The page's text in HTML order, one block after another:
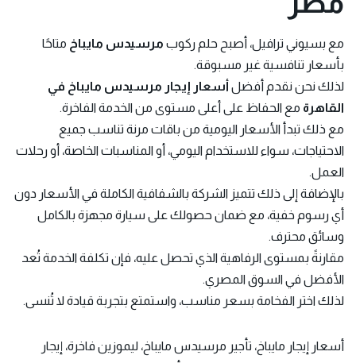
مع بسيوني ترافيل، أصبح حلم ركوب مرسيدس مايباخ متاحًا
بأسعار تنافسية غير مسبوقة.
لذلك نحن نقدم أفضل أسعار إيجار مرسيدس مايباخ في
القاهرة مع الحفاظ على أعلى مستوى من الخدمة الفاخرة.
مع ذلك تبدأ الأسعار اليومية من باقات مرنة تناسب جميع
الاحتياجات، سواء للاستخدام اليومي، أو المناسبات الخاصة، أو رحلات
العمل.
بالإضافة إلى ذلك تتميز الشركة بالشفافية الكاملة في الأسعار دون
أي رسوم خفية، مع ضمان حصولك على سيارة مجهزة بالكامل
وسائق محترف.
مقارنةً بمستوى الرفاهية الذي تحصل عليه، فإن تكلفة الخدمة تُعد
الأفضل في السوق المصري.
لذلك اختر الفخامة بسعر مناسب، واستمتع بتجربة قيادة لا تُنسى.
أسعار إيجار مايباخ، تأجير مرسيدس مايباخ، ليموزين فاخرة، إيجار